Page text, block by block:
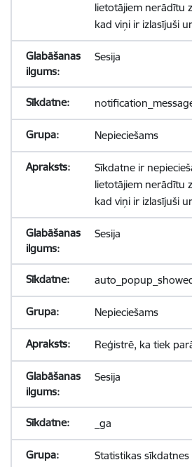
lietotājiem nerādītu
kad viņi ir izlasījuši
Sesija
Nepieciešams
Sīkdatne ir
lietotājiem nerādītu
kad viņi ir izlasījuši
Sesija
Nepieciešams
Reģistrē, ka tiek
Sesija
_ga
Statistikas sīkdatnes